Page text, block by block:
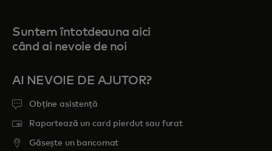
Suntem întotdeauna aici
când ai nevoie de noi
AI NEVOIE DE AJUTOR?
Obține asistență
Raportează un card pierdut sau furat
Găsește un bancomat